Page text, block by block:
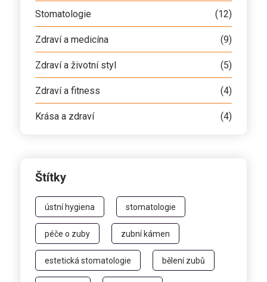
Stomatologie (12)
Zdraví a medicína (9)
Zdraví a životní styl (5)
Zdraví a fitness (4)
Krása a zdraví (4)
Štítky
ústní hygiena stomatologie
péče o zuby zubní kámen
estetická stomatologie bělení zubů